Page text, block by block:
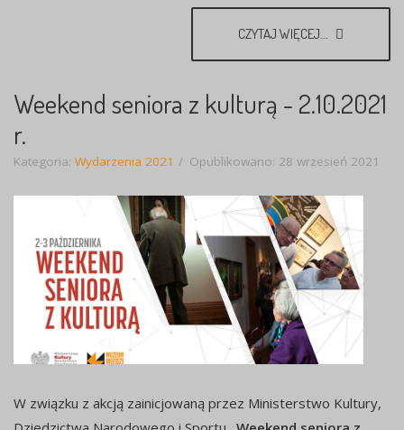
CZYTAJ WIĘCEJ...
Weekend seniora z kulturą - 2.10.2021
r.
Kategoria: Wydarzenia 2021 Opublikowano: 28 wrzesień 2021
W związku z akcją zainicjowaną przez Ministerstwo Kultury,